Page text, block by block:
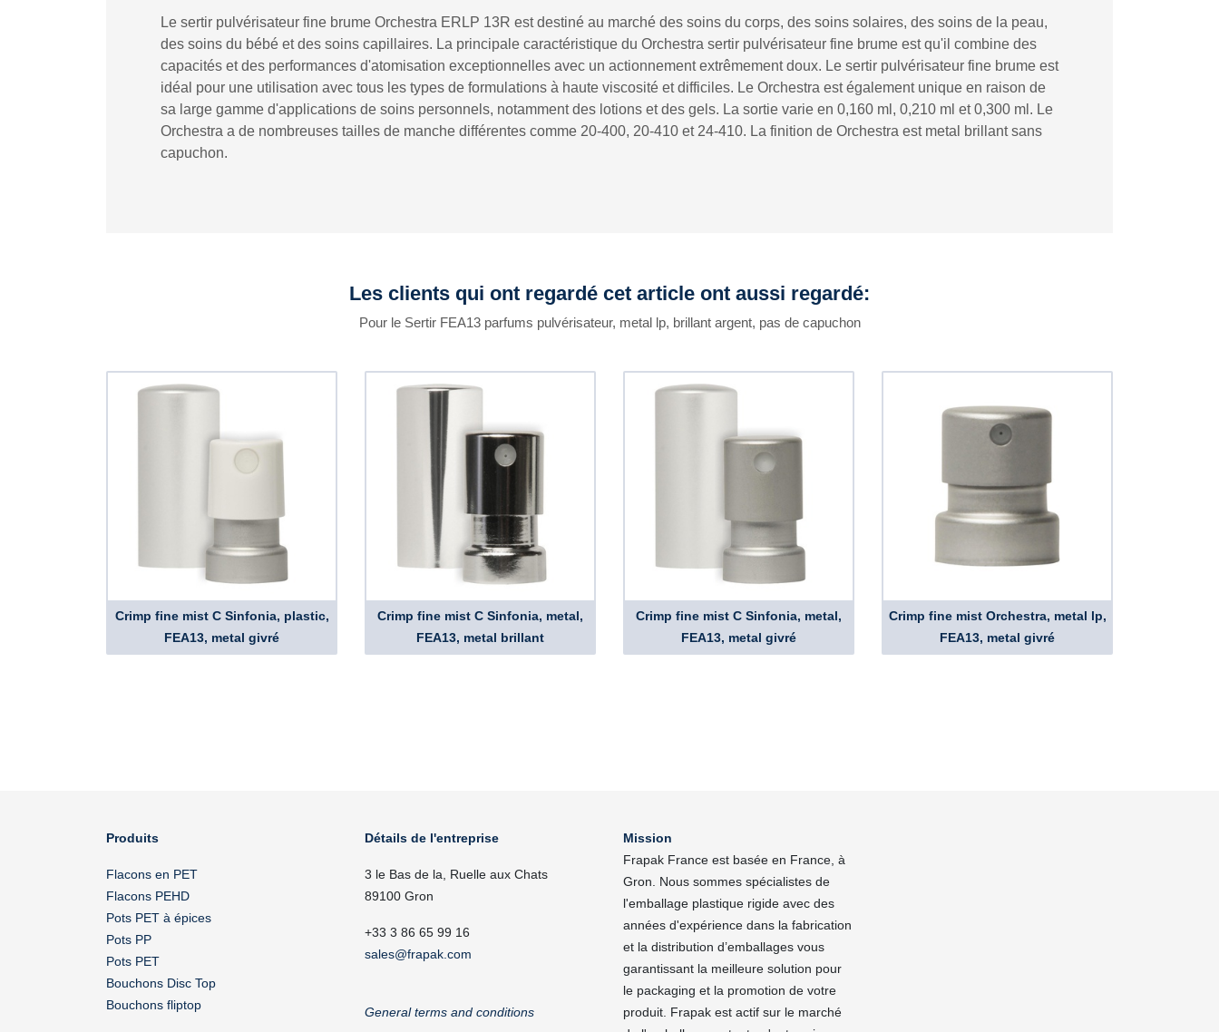
Le sertir pulvérisateur fine brume Orchestra ERLP 13R est destiné au marché des soins du corps, des soins solaires, des soins de la peau,
des soins du bébé et des soins capillaires. La principale caractéristique du Orchestra sertir pulvérisateur fine brume est qu'il combine des
capacités et des performances d'atomisation exceptionnelles avec un actionnement extrêmement doux. Le sertir pulvérisateur fine brume est
idéal pour une utilisation avec tous les types de formulations à haute viscosité et difficiles. Le Orchestra est également unique en raison de
sa large gamme d'applications de soins personnels, notamment des lotions et des gels. La sortie varie en 0,160 ml, 0,210 ml et 0,300 ml. Le
Orchestra a de nombreuses tailles de manche différentes comme 20-400, 20-410 et 24-410. La finition de Orchestra est metal brillant sans
capuchon.
Les clients qui ont regardé cet article ont aussi regardé:
Pour le Sertir FEA13 parfums pulvérisateur, metal lp, brillant argent, pas de capuchon
Crimp fine mist C Sinfonia, plastic,
FEA13, metal givré
Crimp fine mist C Sinfonia, metal,
FEA13, metal brillant
Crimp fine mist C Sinfonia, metal,
FEA13, metal givré
Crimp fine mist Orchestra, metal lp,
FEA13, metal givré
Produits
Flacons en PET
Flacons PEHD
Pots PET à épices
Pots PP
Pots PET
Bouchons Disc Top
Bouchons fliptop
Détails de l'entreprise
3 le Bas de la, Ruelle aux Chats
89100 Gron
+33 3 86 65 99 16
sales@frapak.com
General terms and conditions
Mission
Frapak France est basée en France, à
Gron. Nous sommes spécialistes de
l'emballage plastique rigide avec des
années d'expérience dans la fabrication
et la distribution d’emballages vous
garantissant la meilleure solution pour
le packaging et la promotion de votre
produit. Frapak est actif sur le marché